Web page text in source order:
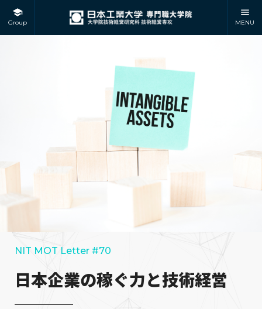
Group MENU
NIT MOT Letter #70
日本企業の稼ぐ力と技術経営